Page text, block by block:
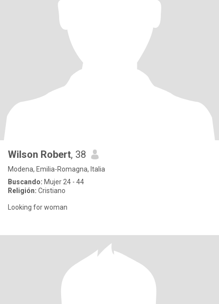
Wilson Robert, 38
Modena, Emilia-Romagna, Italia
Buscando: Mujer 24 - 44
Religión: Cristiano
Looking for woman